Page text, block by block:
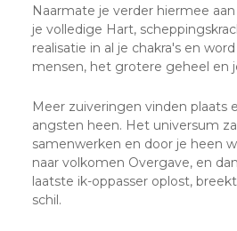
Naarmate je verder hiermee
je volledige Hart,
realisatie in al je chakra's en
mensen, het grotere geheel en
Meer zuiveringen vinden plaats
angsten heen. Het universum
samenwerken en door je heen
naar volkomen Overgave, en
laatste ik-oppasser oplost,
schil.